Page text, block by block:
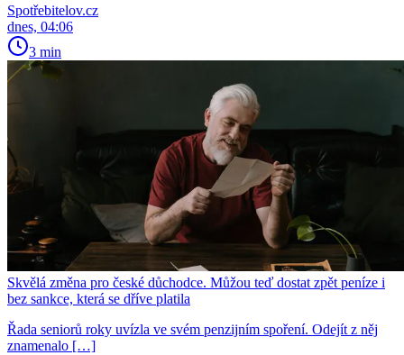
Spotřebitelov.cz
dnes, 04:06
3 min
Skvělá změna pro české důchodce. Můžou teď dostat zpět peníze i
bez sankce, která se dříve platila
Řada seniorů roky uvízla ve svém penzijním spoření. Odejít z něj
znamenalo […]